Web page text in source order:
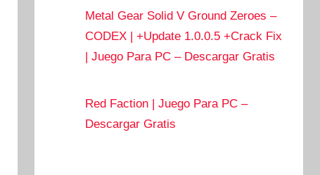
Metal Gear Solid V Ground Zeroes –
CODEX | +Update 1.0.0.5 +Crack Fix
| Juego Para PC – Descargar Gratis
Red Faction | Juego Para PC –
Descargar Gratis